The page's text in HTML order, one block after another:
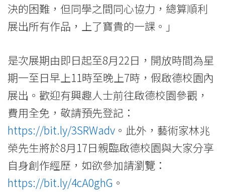
決的困難，但同學之間同心協力，總算順利
展出所有作品，上了寶貴的一課。」
是次展期由即日起至8月22日，開放時間為星
期一至日早上11時至晚上7時，假啟德校園內
展出。歡迎有興趣人士前往啟德校園參觀，
費用全免，敬請預先登記：
https://bit.ly/3SRWadv 。此外，藝術家林兆
榮先生將於8月17日親臨啟德校園與大家分享
自身創作經歷，如欲參加請瀏覽：
https://bit.ly/4cA0ghG 。